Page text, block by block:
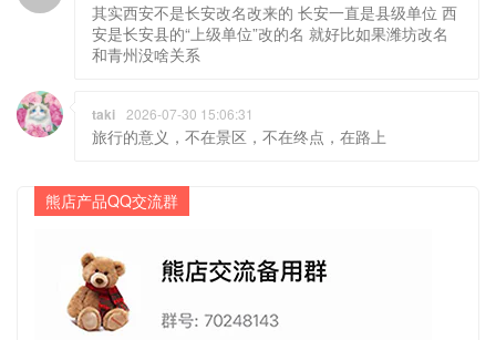
其实西安不是长安改名改来的 长安一直是县级单位 西
安是长安县的“上级单位”改的名 就好比如果潍坊改名
和青州没啥关系
taki 2026-07-30 15:06:31
旅行的意义，不在景区，不在终点，在路上
熊店产品QQ交流群